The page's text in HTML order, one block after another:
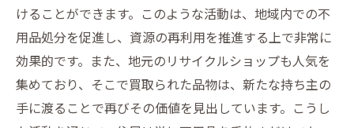
不用品からクリエイティブな商品を生み出
す
地域社会で取り組むリサイクルプロジェク
ト
新たな価値を見出すための不用品の活用法
けることができます。このような活動は、地域内での不
用品処分を促進し、資源の再利用を推進する上で非常に
効果的です。また、地元のリサイクルショップも人気を
集めており、そこで買取られた品物は、新たな持ち主の
手に渡ることで再びその価値を見出しています。こうし